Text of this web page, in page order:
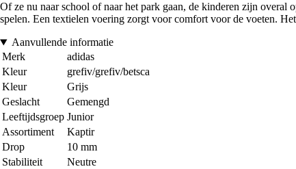
Of ze nu naar school of naar het park gaan, de kinderen zijn overal
spelen. Een textielen voering zorgt voor comfort voor de voeten.
Aanvullende informatie
Merk
adidas
Kleur
grefiv/grefiv/betsca
Kleur
Grijs
Geslacht
Gemengd
Leeftijdsgroep Junior
Assortiment
Kaptir
Drop
10 mm
Stabiliteit
Neutre